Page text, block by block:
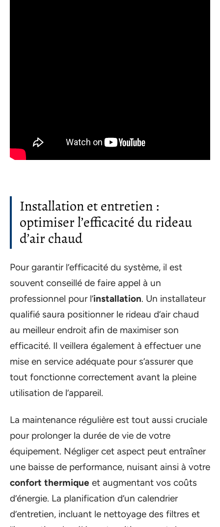
Installation et entretien :
optimiser l’efficacité du rideau
d’air chaud
Pour garantir l’efficacité du système, il est
souvent conseillé de faire appel à un
professionnel pour l’installation. Un installateur
qualifié saura positionner le rideau d’air chaud
au meilleur endroit afin de maximiser son
efficacité. Il veillera également à effectuer une
mise en service adéquate pour s’assurer que
tout fonctionne correctement avant la pleine
utilisation de l’appareil.
La maintenance régulière est tout aussi cruciale
pour prolonger la durée de vie de votre
équipement. Négliger cet aspect peut entraîner
une baisse de performance, nuisant ainsi à votre
confort thermique et augmentant vos coûts
d’énergie. La planification d’un calendrier
d’entretien, incluant le nettoyage des filtres et